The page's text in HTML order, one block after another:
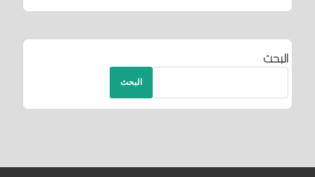
البحث
البحث